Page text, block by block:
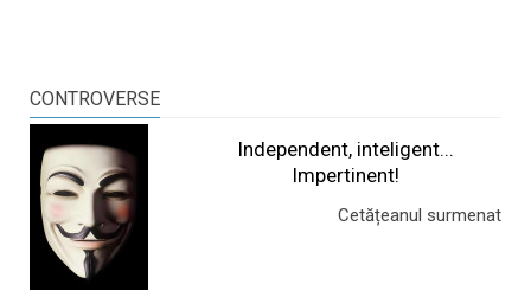
CONTROVERSE
Independent, inteligent...
Impertinent!
Cetățeanul surmenat